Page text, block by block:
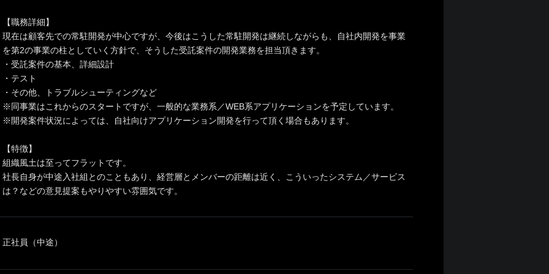
【職務詳細】
現在は顧客先での常駐開発が中心ですが、今後はこうした常駐開発は継続しながらも、自社内開発を事業
を第2の事業の柱としていく方針で、そうした受託案件の開発業務を担当頂きます。
・受託案件の基本、詳細設計
・テスト
・その他、トラブルシューティングなど
※同事業はこれからのスタートですが、一般的な業務系／WEB系アプリケーションを予定しています。
※開発案件状況によっては、自社向けアプリケーション開発を行って頂く場合もあります。
【特徴】
組織風土は至ってフラットです。
社長自身が中途入社組とのこともあり、経営層とメンバーの距離は近く、こういったシステム／サービス
は？などの意見提案もやりやすい雰囲気です。
正社員（中途）